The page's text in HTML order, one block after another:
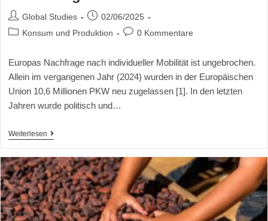
Global Studies
02/06/2025
Konsum und Produktion
0 Kommentare
Europas Nachfrage nach individueller Mobilität ist ungebrochen.
Allein im vergangenen Jahr (2024) wurden in der Europäischen
Union 10,6 Millionen PKW neu zugelassen [1]. In den letzten
Jahren wurde politisch und…
Weiterlesen